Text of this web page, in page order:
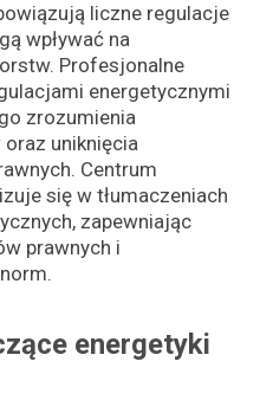
liczne regulacje
wpływać na
Profesjonalne
energetycznymi
zrozumienia
uniknięcia
Centrum
się w tłumaczeniach
zapewniając
prawnych i
energetyki